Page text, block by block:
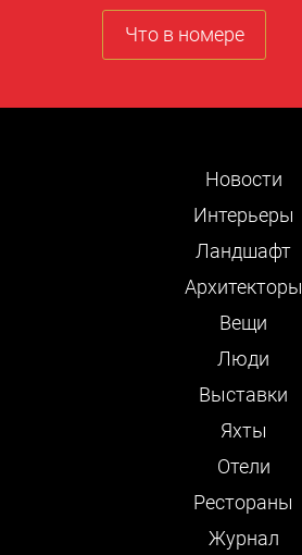
Что в номере
Новости
Интерьеры
Ландшафт
Архитекторы
Вещи
Люди
Выставки
Яхты
Отели
Рестораны
Журнал